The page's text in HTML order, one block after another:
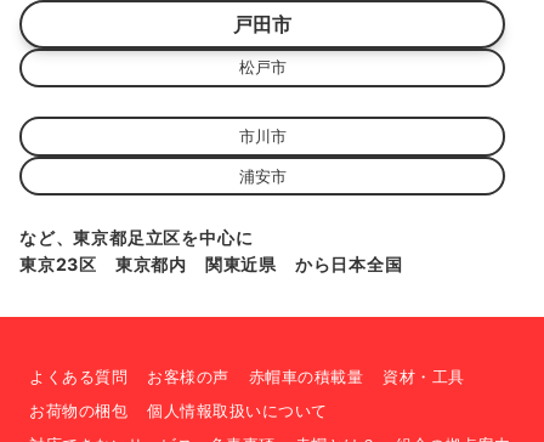
戸田市
松戸市
市川市
浦安市
など、東京都足立区を中心に
東京23区 東京都内 関東近県 から日本全国
よくある質問 お客様の声 赤帽車の積載量
資材・工具
お荷物の梱包
個人情報取扱いについて